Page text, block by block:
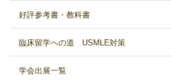
好評参考書・教科書
臨床留学への道 USMLE対策
学会出展一覧